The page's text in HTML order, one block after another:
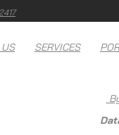
SERVICES